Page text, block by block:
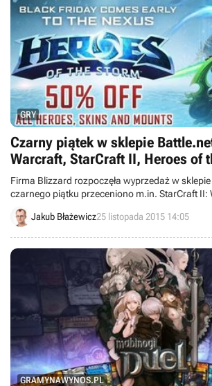
GRY
Czarny piątek w sklepie
Warcraft, StarCraft II, Heroes of
Firma Blizzard rozpoczęła wyprzedaż w
czarnego piątku przeceniono m.in. StarCraft II:
World of Warcraft, jak również zawartość
of the Storm.
Jakub Błażewicz25 listopada 2015 14:05
GRAMYNAWYNOS.PL